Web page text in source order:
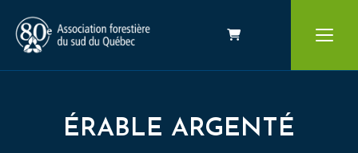
Panier
ÉRABLE ARGENTÉ